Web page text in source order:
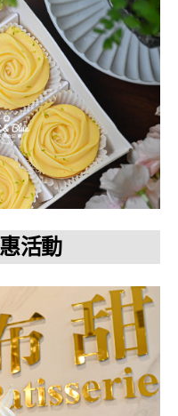
活動